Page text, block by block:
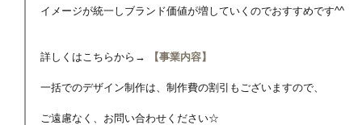
イメージが統一しブランド価値が増していくのでおすすめです^^
詳しくはこちらから→ 【事業内容】
一括でのデザイン制作は、制作費の割引もございますので、
ご遠慮なく、お問い合わせください☆